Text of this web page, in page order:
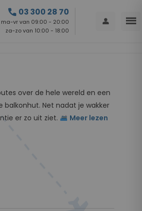
call 03 300 28 70
ma-vr van 09:00 - 20:00
za-zo van 10:00 - 18:00
person menu
over de hele wereld en een
Net nadat je wakker
er zo uit ziet.
Meer lezen